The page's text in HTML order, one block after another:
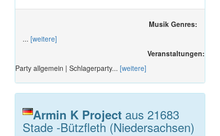
Musik Genres:
... [weitere]
Veranstaltungen:
Party allgemein | Schlagerparty... [weitere]
Armin K Project aus 21683
Stade -Bützfleth (Niedersachsen)